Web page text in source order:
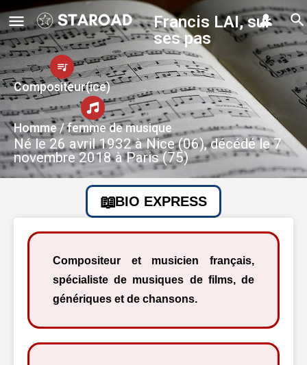
Francis LAI, sur
ses pas
Compositeur(ice)
Homme / femme de musique
Né le 26 avril 1932 à Nice (06), décédé le 7
novembre 2018 à Paris (75)
BIO EXPRESS
Compositeur et musicien français,
spécialiste de musiques de films, de
génériques et de chansons.